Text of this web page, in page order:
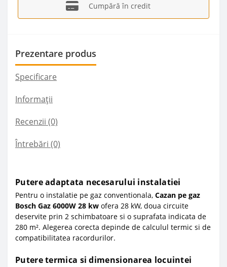
Cumpără în credit
Prezentare produs
Specificare
Informații
Recenzii (0)
Întrebări (0)
Putere adaptata necesarului instalatiei
Pentru o instalatie pe gaz conventionala, Cazan pe gaz
Bosch Gaz 6000W 28 kw ofera 28 kW, doua circuite
deservite prin 2 schimbatoare si o suprafata indicata de
280 m². Alegerea corecta depinde de calculul termic si de
compatibilitatea racordurilor.
Putere termica si dimensionarea locuintei